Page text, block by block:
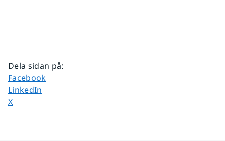
Dela sidan på:
Dela sidan på
Facebook
Dela sidan på
LinkedIn
Dela sidan på
X